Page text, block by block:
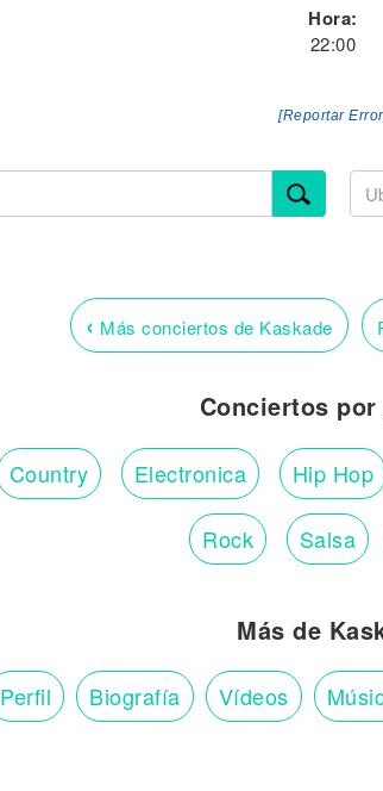
Hora:
22:00
[Reportar
‹ Más conciertos de Kaskade
Conciertos
Country Electronica Hip Hop
Rock Salsa
Más de
Perfil Biografía Vídeos